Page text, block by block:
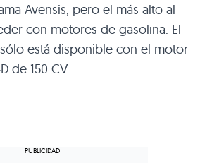
Avensis, pero el más alto al
con motores de gasolina. El
está disponible con el motor
de 150 CV.